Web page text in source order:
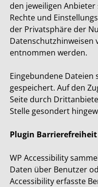
den jeweiligen
Rechte und
der Privatsphäre der
Datenschutzhinweisen
entnommen werden.
Eingebundene Dateien
gespeichert. Auf den
Seite durch
Stelle gesondert
Plugin Barrierefreiheit
WP Accessibility
Daten über Benutzer
Accessibility erfasste